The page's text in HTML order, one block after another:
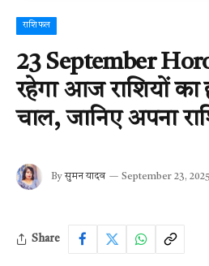
राशिफल
23 September
रहेगा आज राशियों का
चाल, जानिए अपना
By सुमन यादव September 23, 2025
Share